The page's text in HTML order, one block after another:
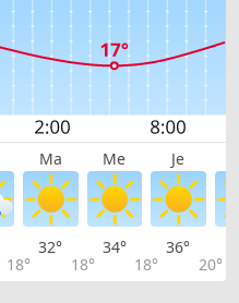
Ma Me Je
18°
32°
18°
34°
18°
36°
20°